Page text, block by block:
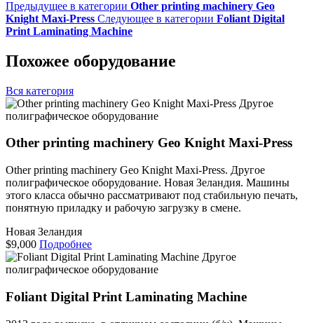
Предыдущее в категории Other printing machinery Geo
Knight Maxi-Press Следующее в категории Foliant Digital
Print Laminating Machine
Похожее оборудование
Вся категория
Другое
полиграфическое оборудование
Other printing machinery Geo Knight Maxi-Press
Other printing machinery Geo Knight Maxi-Press. Другое
полиграфическое оборудование. Новая Зеландия. Машины
этого класса обычно рассматривают под стабильную печать,
понятную приладку и рабочую загрузку в смене.
Новая Зеландия
$9,000 Подробнее
Другое
полиграфическое оборудование
Foliant Digital Print Laminating Machine